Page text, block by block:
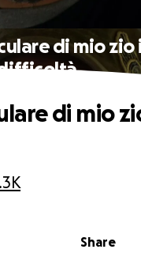
di mio zio
Share
di mio